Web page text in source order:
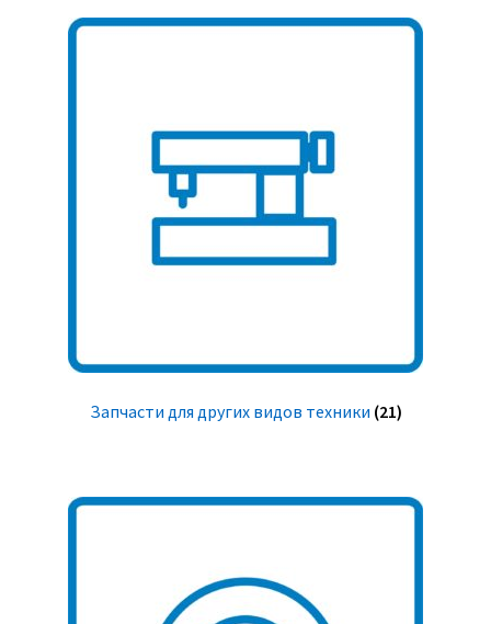
Запчасти для других видов техники (21)